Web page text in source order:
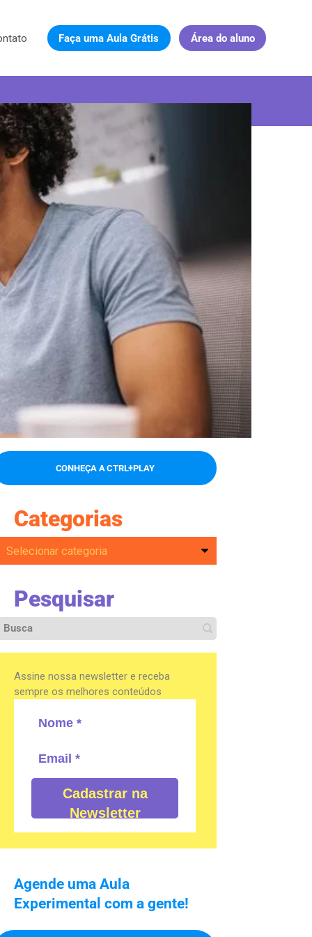
Faça uma Aula Grátis Área do aluno
CONHEÇA A CTRL+PLAY
Categorias
Pesquisar
Assine nossa newsletter e receba
sempre os melhores conteúdos
Cadastrar na
Newsletter
Agende uma Aula
Experimental com a gente!